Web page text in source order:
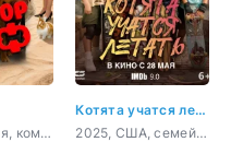
2026, Россия, комедия, фэнтези, семейный
Котята учатся летать
2025, США, семейный